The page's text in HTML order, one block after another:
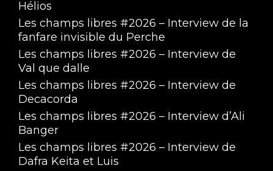
Hélios
Les champs libres #2026 – Interview de la
fanfare invisible du Perche
Les champs libres #2026 – Interview de
Val que dalle
Les champs libres #2026 – Interview de
Decacorda
Les champs libres #2026 – Interview d’Ali
Banger
Les champs libres #2026 – Interview de
Dafra Keita et Luis